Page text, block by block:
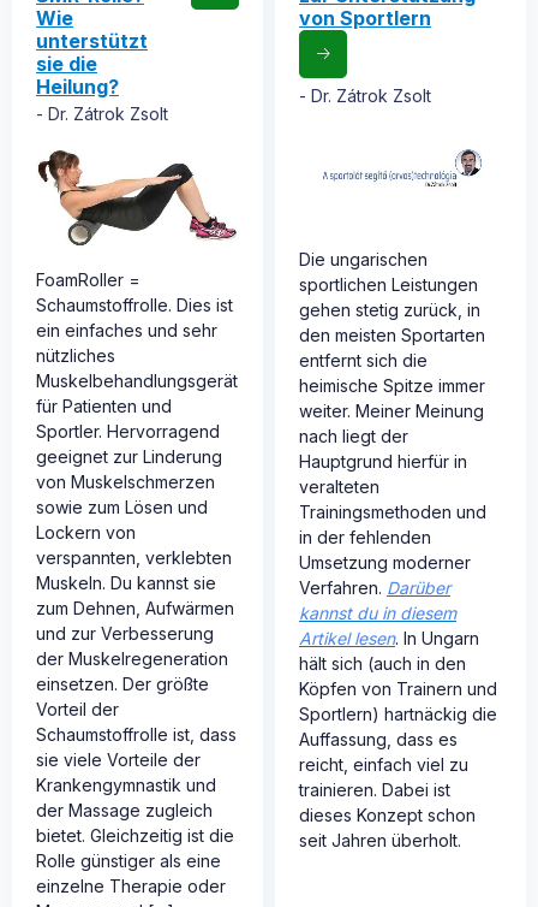
Wie
unterstützt
sie die
Heilung?
Dr. Zátrok Zsolt
FoamRoller =
Schaumstoffrolle. Dies ist
ein einfaches und sehr
nützliches
Muskelbehandlungsgerät
für Patienten und
Sportler. Hervorragend
geeignet zur Linderung
von Muskelschmerzen
sowie zum Lösen und
Lockern von
verspannten, verklebten
Muskeln. Du kannst sie
zum Dehnen, Aufwärmen
und zur Verbesserung
der Muskelregeneration
einsetzen. Der größte
Vorteil der
Schaumstoffrolle ist, dass
sie viele Vorteile der
Krankengymnastik und
der Massage zugleich
bietet. Gleichzeitig ist die
Rolle günstiger als eine
einzelne Therapie oder
von Sportlern
Dr. Zátrok Zsolt
Die ungarischen
sportlichen Leistungen
gehen stetig zurück, in
den meisten Sportarten
entfernt sich die
heimische Spitze immer
weiter. Meiner Meinung
nach liegt der
Hauptgrund hierfür in
veralteten
Trainingsmethoden und
in der fehlenden
Umsetzung moderner
Verfahren. Darüber
kannst du in diesem
Artikel lesen. In Ungarn
hält sich (auch in den
Köpfen von Trainern und
Sportlern) hartnäckig die
Auffassung, dass es
reicht, einfach viel zu
trainieren. Dabei ist
dieses Konzept schon
seit Jahren überholt.